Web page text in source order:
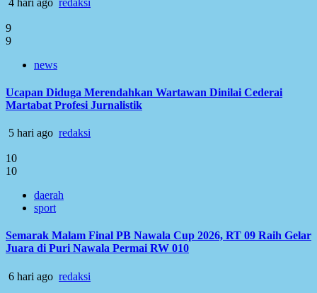
9
9
news
Ucapan Diduga Merendahkan Wartawan Dinilai Cederai
Martabat Profesi Jurnalistik
5 hari ago redaksi
10
10
daerah
sport
Semarak Malam Final PB Nawala Cup 2026, RT 09 Raih Gelar
Juara di Puri Nawala Permai RW 010
6 hari ago redaksi